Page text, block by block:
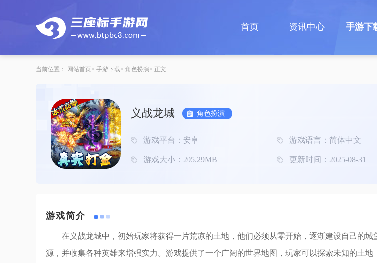
首页 资讯中心 手游下
当前位置： 网站首页 手游下载 角色扮演 正文
义战龙城 角色扮演
游戏平台：安卓 游戏语言：简体中文
游戏大小：205.29MB 更新时间：2025-08-31
游戏简介
在义战龙城中，初始玩家将获得一片荒凉的土地，他们必须从零开始，逐渐建设自己的城
源，并收集各种英雄来增强实力。游戏提供了一个广阔的世界地图，玩家可以探索未知的土地